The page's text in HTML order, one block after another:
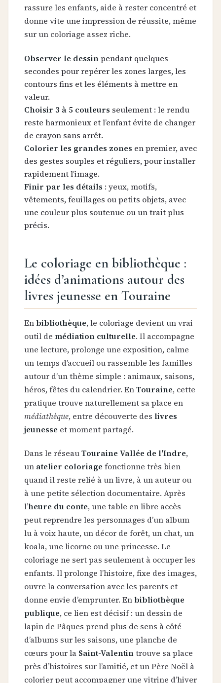
rassure les enfants, aide à rester concentré et
donne vite une impression de réussite, même
sur un coloriage assez riche.
Observer le dessinpendant quelques
secondes pour repérer les zones larges, les
contours fins et les éléments à mettre en
valeur.
Choisir 3 à 5 couleurs seulement : le rendu
reste harmonieux et l’enfant évite de changer
de crayon sans arrêt.
Colorier les grandes zones en premier, avec
des gestes souples et réguliers, pour installer
rapidement l’image.
Finir par les détails : yeux, motifs,
vêtements, feuillages ou petits objets, avec
une couleur plus soutenue ou un trait plus
précis.
Le coloriage en bibliothèque :
idées d’animations autour des
livres jeunesse en Touraine
Enbibliothèque, le coloriage devient un vrai
outil de médiation culturelle. Il accompagne
une lecture, prolonge une exposition, calme
un temps d’accueil ou rassemble les familles
autour d’un thème simple : animaux, saisons,
héros, fêtes du calendrier. EnTouraine, cette
pratique trouve naturellement sa place en
médiathèque, entre découverte des livres
jeunesse et moment partagé.
Dans le réseauTouraine Vallée de l'Indre,
un atelier coloriage fonctionne très bien
quand il reste relié à un livre, à un auteur ou
à une petite sélection documentaire. Après
l’heure du conte, une table en libre accès
peut reprendre les personnages d’un album
lu à voix haute, un décor de forêt, un chat, un
koala, une licorne ou une princesse. Le
coloriage ne sert pas seulement à occuper les
enfants. Il prolonge l’histoire, fixe des images,
ouvre la conversation avec les parents et
donne envie d’emprunter. Enbibliothèque
publique, ce lien est décisif : un dessin de
lapin de Pâques prend plus de sens à côté
d’albums sur les saisons, une planche de
cœurs pour la Saint-Valentintrouve sa place
près d’histoires sur l’amitié, et un Père Noël à
colorier peut accompagner une vitrine d’hiver